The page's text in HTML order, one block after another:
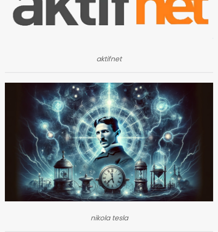
aktifnet
nikola tesla